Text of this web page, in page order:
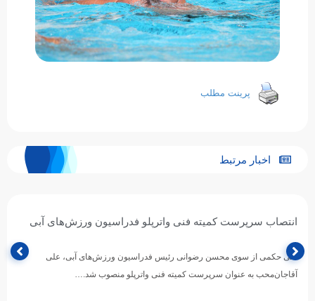
پرینت مطلب
اخبار مرتبط
انتصاب سرپرست کمیته فنی واترپلو فدراسیون ورزش‌های آبی
طی حکمی از سوی محسن رضوانی رئیس فدراسیون ورزش‌های آبی، علی
آقاجان‌محب به عنوان سرپرست کمیته فنی واترپلو منصوب شد.…